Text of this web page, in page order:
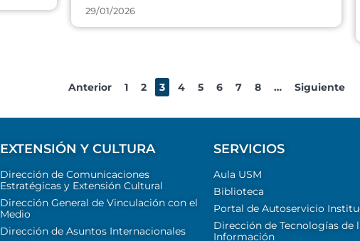
29/01/2026
Anterior 1 2 3 4 5 6 7 8 … Siguiente
EXTENSIÓN Y CULTURA
Dirección de Comunicaciones
Estratégicas y Extensión Cultural
Dirección General de Vinculación con el
Medio
Dirección de Asuntos Internacionales
SERVICIOS
Aula USM
Biblioteca
Portal de Autoservicio
Dirección de Tecnologías de
Información